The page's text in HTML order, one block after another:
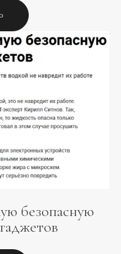
безопасную